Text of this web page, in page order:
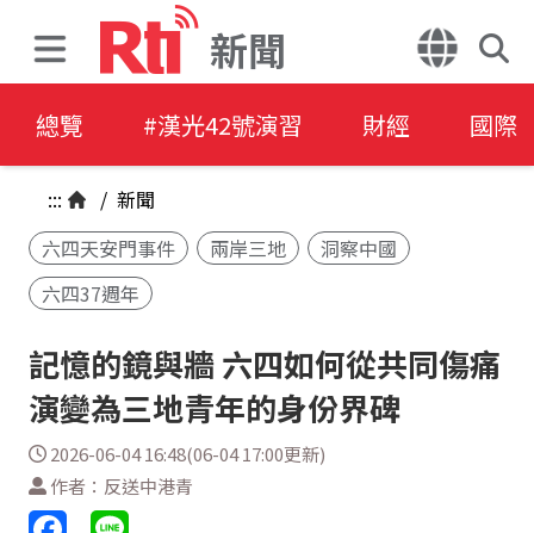
新聞
總覽 #漢光42號演習 財經 國際
::: / 新聞
六四天安門事件
兩岸三地
洞察中國
六四37週年
記憶的鏡與牆 六四如何從共同傷痛
演變為三地青年的身份界碑
2026-06-04 16:48(06-04 17:00更新)
作者：反送中港青